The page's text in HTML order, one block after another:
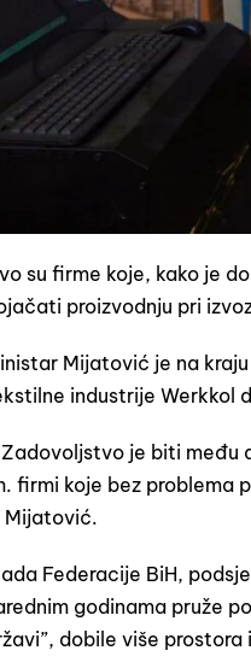
su firme koje, kako je
proizvodnju pri
Mijatović je na
industrije Werkkol
je biti među
firmi koje bez problema
Mijatović.
Federacije BiH,
godinama pruže
dobile više